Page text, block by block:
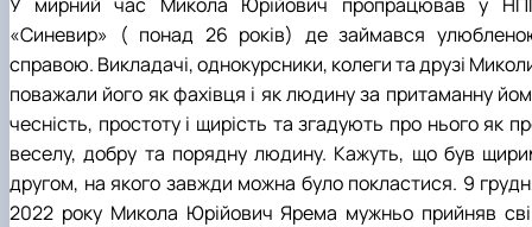
СЕРГА Петро Грирорович (18.06.1999 -
17.04.2024 р.), студент 2-го курсу 2024 рі…
СОЛОВЙОВ Сергій Олександрович
(08.06.1983 - 27.09.2022 р.), випускник 2017
року.
СОРОКА Олександр Григорович
03.07.2023 р.), випускник 2019 року.
СТЕПАНОВ Віталій Анатолійович
- 20.05.2022 р.), випускник 1999 року.
«Синевир» ( понад 26 років) де займався
справою. Викладачі, однокурсники, колеги та друзі
поважали його як фахівця і як людину за притаманну
чесність, простоту і щирість та згадують про нього як
веселу, добру та порядну людину. Кажуть, що був
другом, на якого завжди можна було покластися. 9
2022 року Микола Юрійович Ярема мужньо прийняв